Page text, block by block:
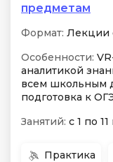
предметам
Формат: Лекции
Особенности:
аналитикой
всем школьным
подготовка к
Занятий: с 1 по 11
Практика